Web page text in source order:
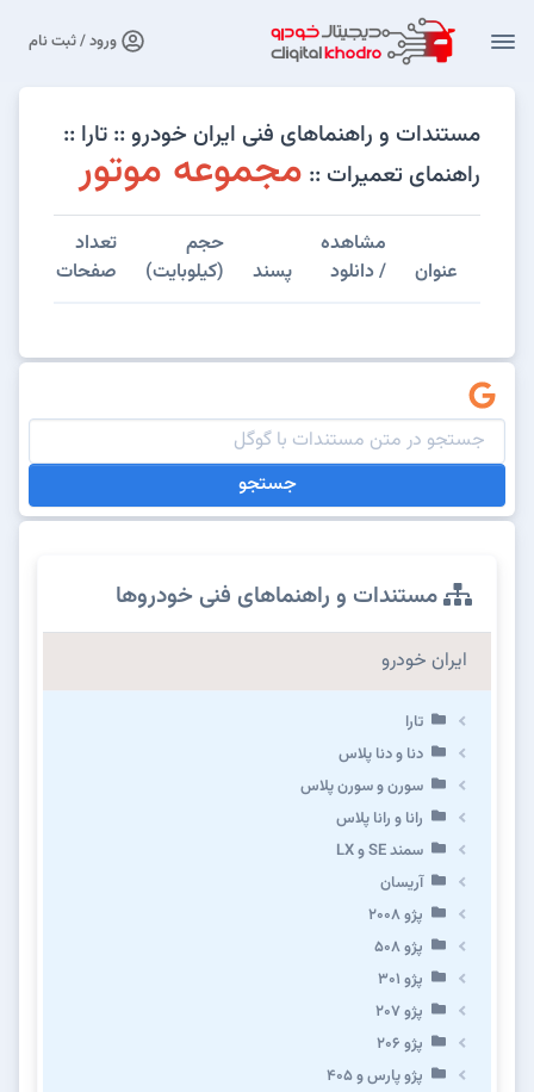
ورود / ثبت نام
مستندات و راهنماهای فنی ایران خودرو :: تارا ::
راهنمای تعمیرات :: مجموعه موتور
عنوان
مشاهده
/ دانلود
پسند
حجم
(کیلوبایت)
تعداد
صفحات
جستجو
مستندات و راهنماهای فنی خودروها
ایران خودرو
تارا
دنا و دنا پلاس
سورن و سورن پلاس
رانا و رانا پلاس
سمند SE و LX
آریسان
پژو ۲۰۰۸
پژو ۵۰۸
پژو 301
پژو ۲۰۷
پژو ۲۰۶
پژو پارس و ۴۰۵